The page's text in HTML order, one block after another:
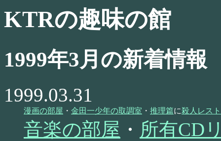
KTRの趣味の館
1999年3月の新着情報
1999.03.31
漫画の部屋 ・ 金田一少年の取調室 ・ 推理篇に殺人レス
音楽の部屋 ・ 所有CD